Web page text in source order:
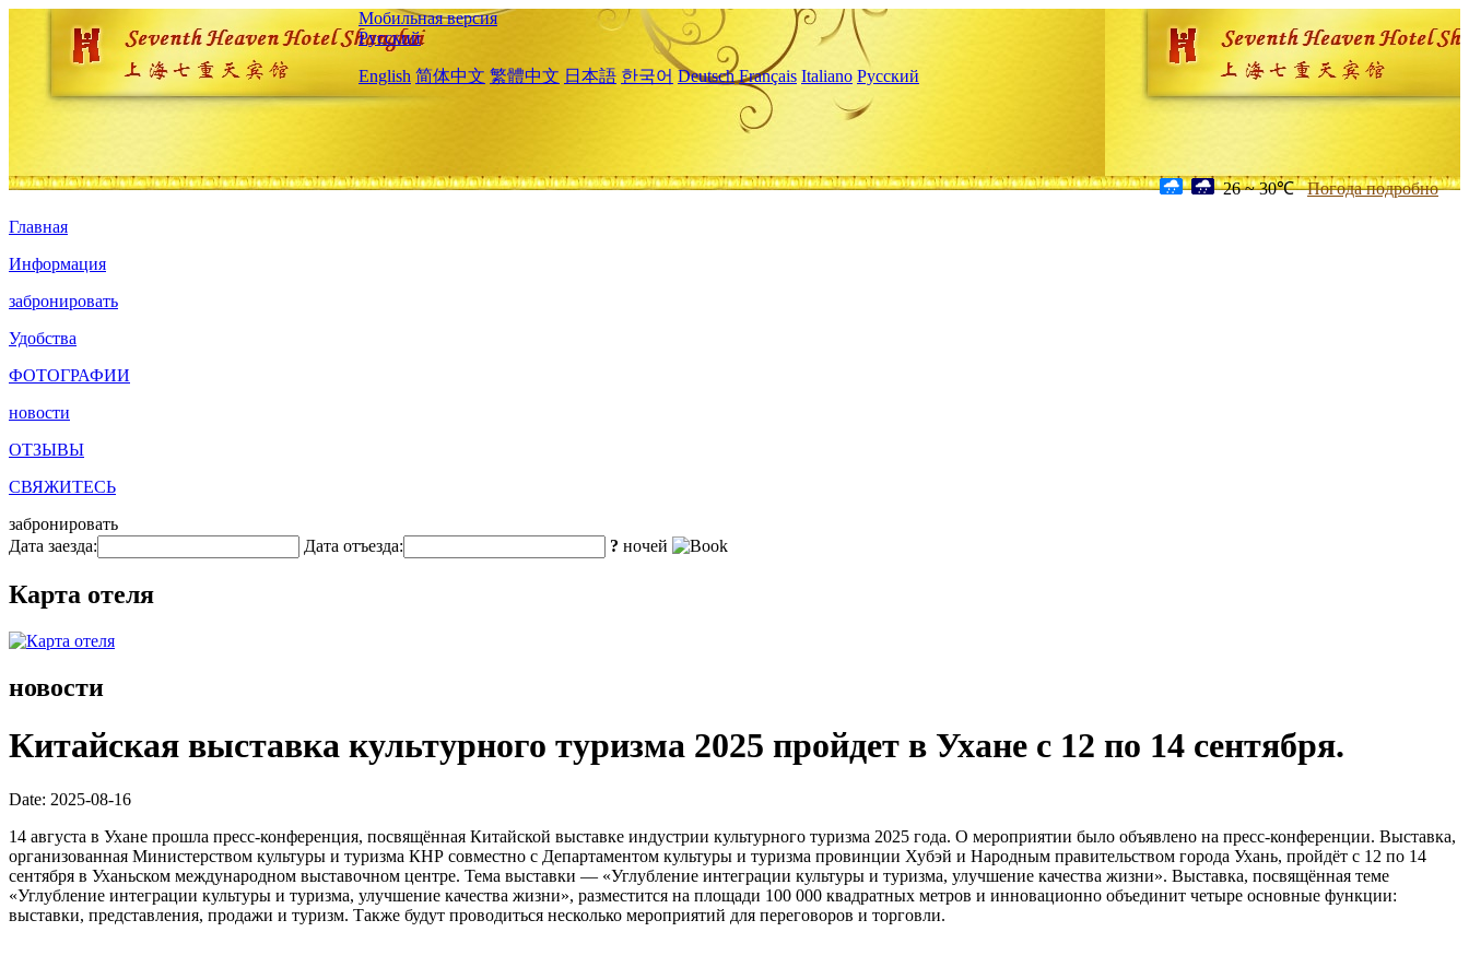
Мобильная версия
Русский
English 简体中文 繁體中文 日本語 한국어 Deutsch Français Italiano Русский
26 ~ 30℃ Погода подробно
Главная
Информация
забронировать
Удобства
ФОТОГРАФИИ
новости
ОТЗЫВЫ
СВЯЖИТЕСЬ
забронировать
Дата заезда:
Дата отъезда: ? ночей
Карта отеля
новости
Китайская выставка культурного туризма 2025 пройдет в Ухане с 12 по 14 сентября.
Date: 2025-08-16
14 августа в Ухане прошла пресс-конференция, посвящённая Китайской выставке индустрии культурного туризма 2025 года. О мероприятии было объявлено на пресс-конференции. Выставка,
организованная Министерством культуры и туризма КНР совместно с Департаментом культуры и туризма провинции Хубэй и Народным правительством города Ухань, пройдёт с 12 по 14
сентября в Уханьском международном выставочном центре. Тема выставки — «Углубление интеграции культуры и туризма, улучшение качества жизни». Выставка, посвящённая теме
«Углубление интеграции культуры и туризма, улучшение качества жизни», разместится на площади 100 000 квадратных метров и инновационно объединит четыре основные функции:
выставки, представления, продажи и туризм. Также будут проводиться несколько мероприятий для переговоров и торговли.